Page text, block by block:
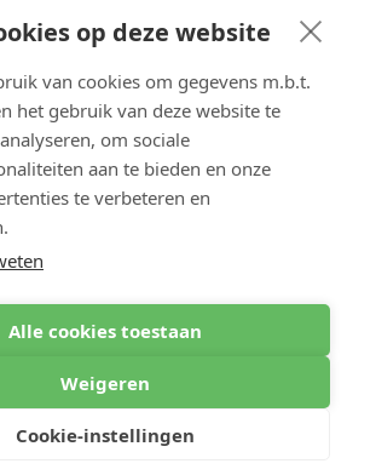
op deze website
van cookies om gegevens m.b.t.
het gebruik van deze website te
om sociale
aan te bieden en onze
te verbeteren en
Alle cookies toestaan
Weigeren
Cookie-instellingen
of ideeën?
72 90